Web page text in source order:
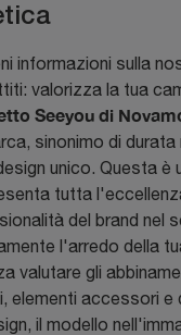
informazioni sulla
valorizza la tua
Seeyou di
sinonimo di
unico. Questa è
tutta
del brand nel
l'arredo della
valutare gli
elementi accessori e
il modello